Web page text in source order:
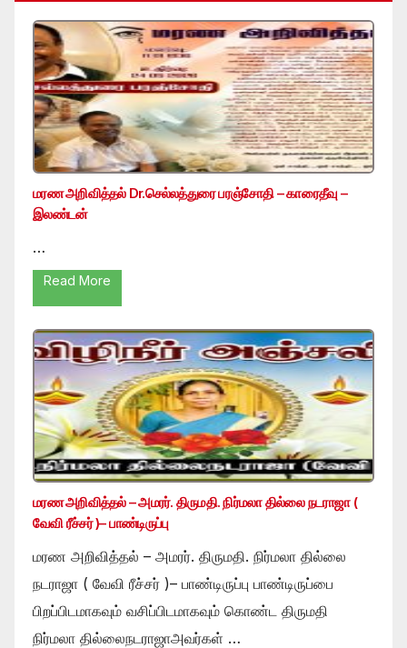
மரண அறிவித்தல் Dr.செல்லத்துரை பரஞ்சோதி – காரைதீவு –
இலண்டன்
…
Read More
மரண அறிவித்தல் – அமரர். திருமதி. நிர்மலா தில்லை நடராஜா (
வேவி ரீச்சர் )– பாண்டிருப்பு
மரண அறிவித்தல் – அமரர். திருமதி. நிர்மலா தில்லை
நடராஜா ( வேவி ரீச்சர் )– பாண்டிருப்பு பாண்டிருப்பை
பிறப்பிடமாகவும் வசிப்பிடமாகவும் கொண்ட திருமதி
நிர்மலா தில்லைநடராஜாஅவர்கள் …